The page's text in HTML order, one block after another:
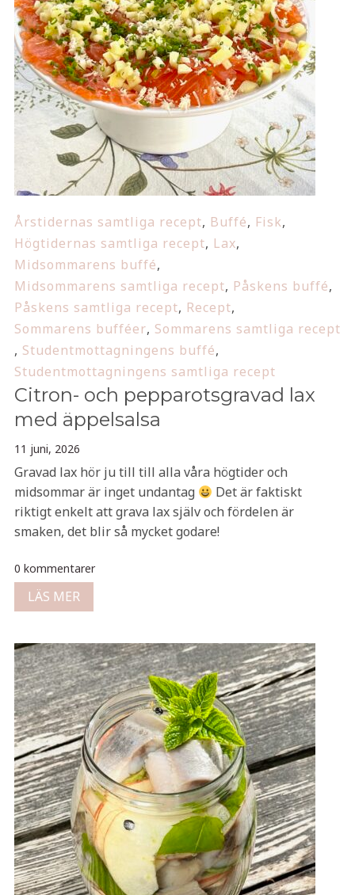
Årstidernas samtliga recept, Buffé, Fisk,
Högtidernas samtliga recept, Lax,
Midsommarens buffé,
Midsommarens samtliga recept, Påskens buffé,
Påskens samtliga recept, Recept,
Sommarens bufféer, Sommarens samtliga recept
, Studentmottagningens buffé,
Studentmottagningens samtliga recept
Citron- och pepparotsgravad lax
med äppelsalsa
11 juni, 2026
Gravad lax hör ju till till alla våra högtider och
midsommar är inget undantag
Det är faktiskt
riktigt enkelt att grava lax själv och fördelen är
smaken, det blir så mycket godare!
0 kommentarer
LÄS MER